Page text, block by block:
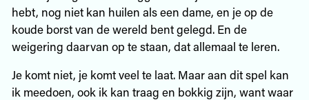
hebt, nog niet kan huilen als een dame, en je op de
koude borst van de wereld bent gelegd. En de
weigering daarvan op te staan, dat allemaal te leren.
Je komt niet, je komt veel te laat. Maar aan dit spel kan
ik meedoen, ook ik kan traag en bokkig zijn, want waar